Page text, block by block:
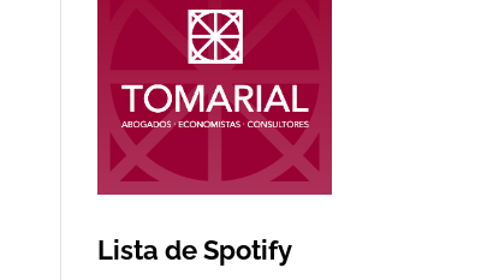
Lista de Spotify